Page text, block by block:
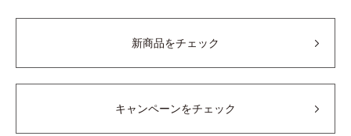
新商品をチェック
キャンペーンをチェック